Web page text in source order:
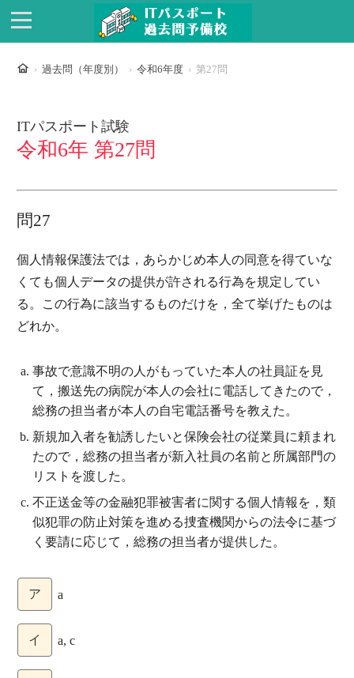
ホーム
過去問（年度別） 令和6年度 第27問
ITパスポート試験
令和6年 第27問
問27
個人情報保護法では，あらかじめ本人の同意を得ていな
くても個人データの提供が許される行為を規定してい
る。この行為に該当するものだけを，全て挙げたものは
どれか。
事故で意識不明の人がもっていた本人の社員証を見
て，搬送先の病院が本人の会社に電話してきたので，
総務の担当者が本人の自宅電話番号を教えた。
新規加入者を勧誘したいと保険会社の従業員に頼まれ
たので，総務の担当者が新入社員の名前と所属部門の
リストを渡した。
不正送金等の金融犯罪被害者に関する個人情報を，類
似犯罪の防止対策を進める捜査機関からの法令に基づ
く要請に応じて，総務の担当者が提供した。
ア a
イ a, c